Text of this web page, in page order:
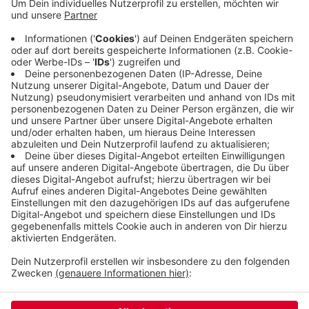
möglich bauen und bemüht sich nicht wirklich um
Stadtrat wird am 06. März einen sogenannten
Zielbeschluss über den Bau der Moschee fällen -
SPD und CDU haben schon angekündigt, dafür zu
stimmen.
Veröffentlicht:Donnerstag, 02.03.2023 13:21
Anzeige
Anzeige